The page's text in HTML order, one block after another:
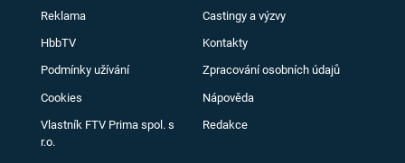
Reklama Castingy a výzvy
HbbTV Kontakty
Podmínky užívání Zpracování osobních údajů
Cookies Nápověda
Vlastník FTV Prima spol. s
r.o.
Redakce